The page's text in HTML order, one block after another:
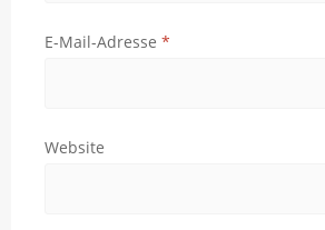
E-Mail-Adresse *
Website